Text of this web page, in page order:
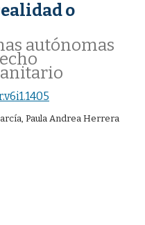
o
autónomas
Paula Andrea Herrera